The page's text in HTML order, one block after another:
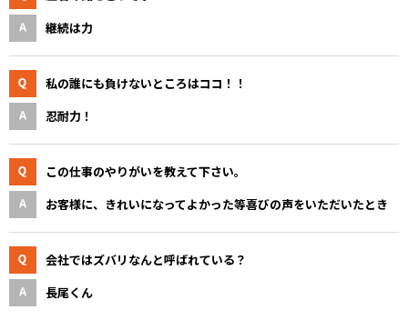
継続は力
私の誰にも負けないところはココ！！
忍耐力！
この仕事のやりがいを教えて下さい。
お客様に、きれいになってよかった等喜びの声をいただいたとき
会社ではズバリなんと呼ばれている？
長尾くん